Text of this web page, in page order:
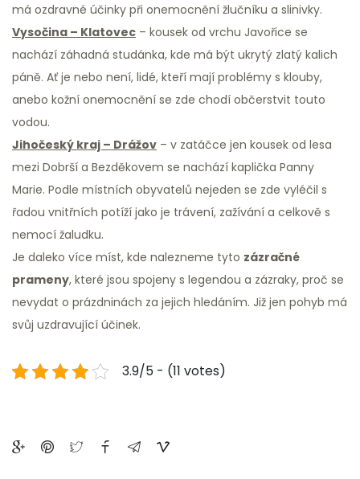
má ozdravné účinky při onemocnění žlučníku a slinivky.
Vysočina – Klatovec – kousek od vrchu Javořice se
nachází záhadná studánka, kde má být ukrytý zlatý kalich
páně. Ať je nebo není, lidé, kteří mají problémy s klouby,
anebo kožní onemocnění se zde chodí občerstvit touto
vodou.
Jihočeský kraj – Drážov – v zatáčce jen kousek od lesa
mezi Dobrší a Bezděkovem se nachází kaplička Panny
Marie. Podle místních obyvatelů nejeden se zde vyléčil s
řadou vnitřních potíží jako je trávení, zažívání a celkově s
nemocí žaludku.
Je daleko více míst, kde nalezneme tyto zázračné
prameny, které jsou spojeny s legendou a zázraky, proč se
nevydat o prázdninách za jejich hledáním. Již jen pohyb má
svůj uzdravující účinek.
3.9/5 - (11 votes)